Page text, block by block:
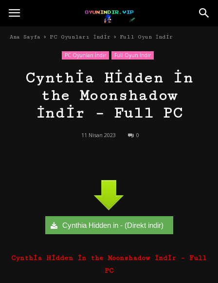
Ana Sayfa PC Oyunları İndir Full Oyun İndir
PC Oyunları İndir Full Oyun İndir
Cynthia Hidden in
the Moonshadow
İndir – Full PC
11 Nisan 2023 0
Cynthia Hidden in - (Direkt indir)
Cynthia Hidden in the Moonshadow İndir – Full
PC